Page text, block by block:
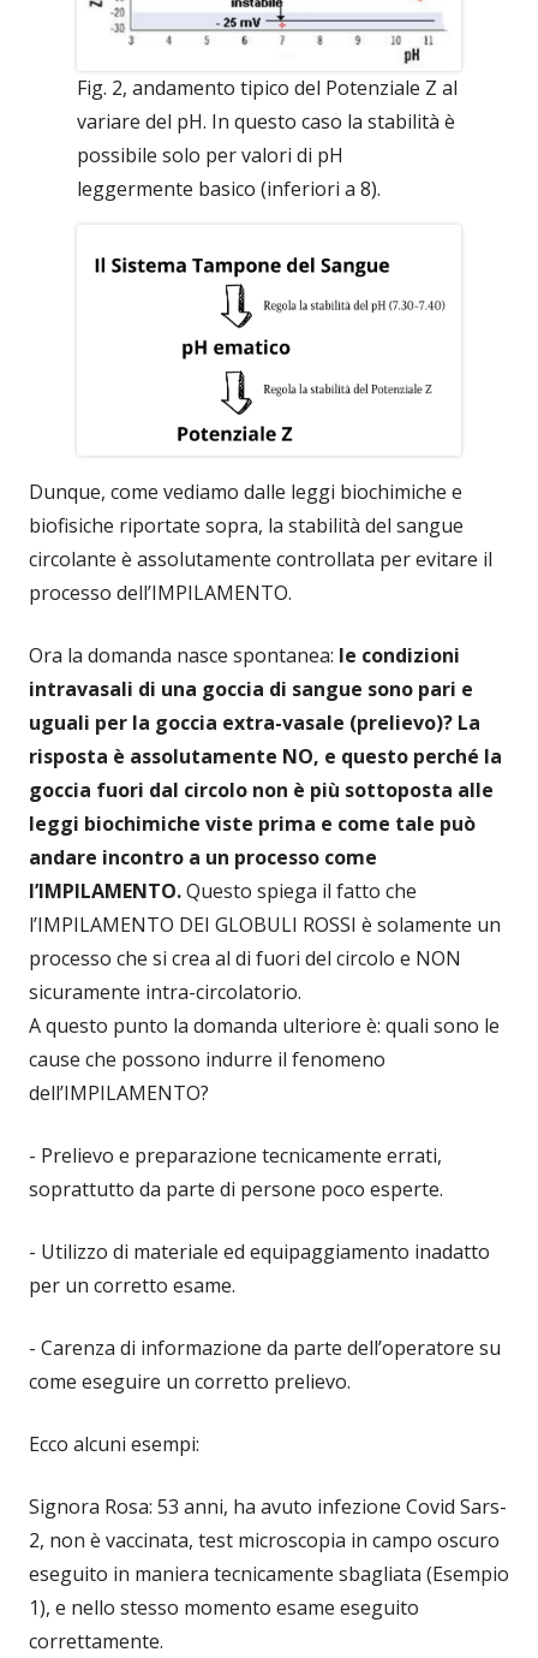
Fig. 2, andamento tipico del Potenziale Z al
variare del pH. In questo caso la stabilità è
possibile solo per valori di pH
leggermente basico (inferiori a 8).
Dunque, come vediamo dalle leggi biochimiche e
biofisiche riportate sopra, la stabilità del sangue
circolante è assolutamente controllata per evitare il
processo dell’IMPILAMENTO.
Ora la domanda nasce spontanea: le condizioni
intravasali di una goccia di sangue sono pari e
uguali per la goccia extra-vasale (prelievo)? La
risposta è assolutamente NO, e questo perché la
goccia fuori dal circolo non è più sottoposta alle
leggi biochimiche viste prima e come tale può
andare incontro a un processo come
l’IMPILAMENTO.Questo spiega il fatto che
l’IMPILAMENTO DEI GLOBULI ROSSI è solamente un
processo che si crea al di fuori del circolo e NON
sicuramente intra-circolatorio.
A questo punto la domanda ulteriore è: quali sono le
cause che possono indurre il fenomeno
dell’IMPILAMENTO?
- Prelievo e preparazione tecnicamente errati,
soprattutto da parte di persone poco esperte.
- Utilizzo di materiale ed equipaggiamento inadatto
per un corretto esame.
- Carenza di informazione da parte dell’operatore su
come eseguire un corretto prelievo.
Ecco alcuni esempi:
Signora Rosa: 53 anni, ha avuto infezione Covid Sars-
2, non è vaccinata, test microscopia in campo oscuro
eseguito in maniera tecnicamente sbagliata (Esempio
1), e nello stesso momento esame eseguito
correttamente.